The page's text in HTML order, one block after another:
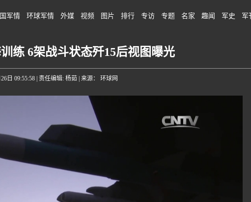
军情 环球军情 外媒 视频 图片 排行 专访 专题 名家 趣闻 军史 军
练 6架战斗状态歼15后视图曝光
日 09:55:58| 责任编辑: 杨茹 | 来源： 环球网